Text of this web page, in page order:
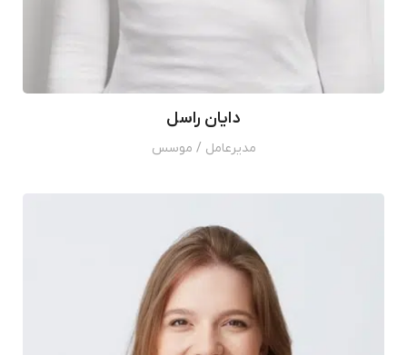
دایان راسل
مدیرعامل / موسس